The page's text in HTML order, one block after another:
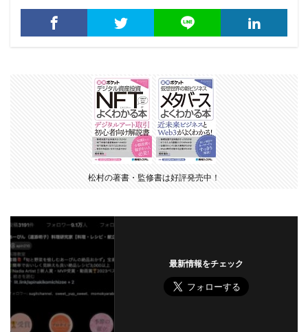
松村の著書・監修書は好評発売中！
最新情報をチェック